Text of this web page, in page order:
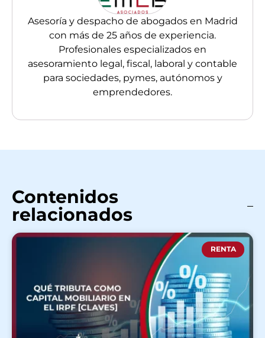
Asesoría y despacho de abogados en Madrid
con más de 25 años de experiencia.
Profesionales especializados en
asesoramiento legal, fiscal, laboral y contable
para sociedades, pymes, autónomos y
emprendedores.
Contenidos
relacionados
RENTA